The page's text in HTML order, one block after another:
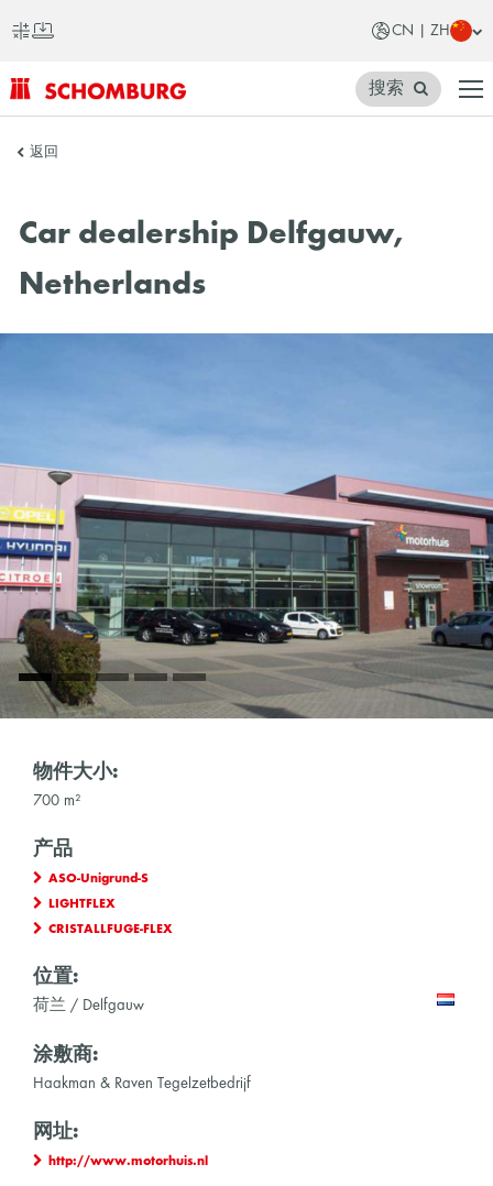
CN | ZH
SCHOMBURG
国
搜索
返回
Car dealership Delfgauw,
Netherlands
物件大小:
700 m²
产品
ASO-Unigrund-S
LIGHTFLEX
CRISTALLFUGE-FLEX
位置:
荷兰 / Delfgauw
涂敷商:
Haakman & Raven Tegelzetbedrijf
网址:
http://www.motorhuis.nl